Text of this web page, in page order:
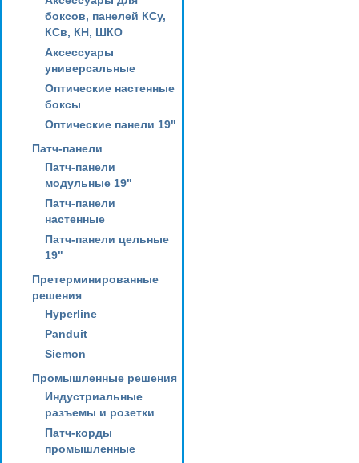
боксов, панелей КСу,
КСв, КН, ШКО
Аксессуары
универсальные
Оптические настенные
боксы
Оптические панели 19"
Патч-панели
Патч-панели
модульные 19"
Патч-панели
настенные
Патч-панели цельные
19"
Претерминированные
решения
Hyperline
Panduit
Siemon
Промышленные решения
Индустриальные
разъемы и розетки
Патч-корды
промышленные